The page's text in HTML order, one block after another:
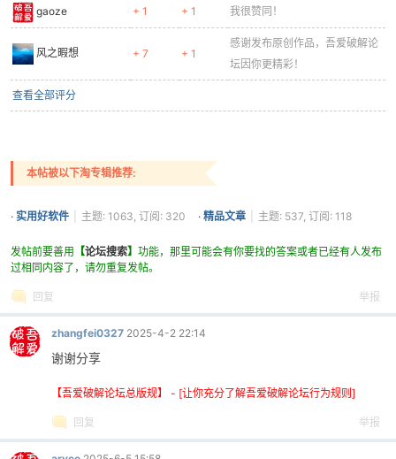
gaoze + 1 + 1 我很赞同！
风之暇想 + 7 + 1
感谢发布原创作品，吾爱破解论
坛因你更精彩！
查看全部评分
本帖被以下淘专辑推荐:
· 实用好软件 主题: 1063, 订阅: 320 · 精品文章 主题: 537, 订阅: 118
发帖前要善用 【论坛搜索】 功能，那里可能会有你要找的答案或者已经有人发布
过相同内容了，请勿重复发帖。
回复 举报
zhangfei0327 2025-4-2 22:14
谢谢分享
【吾爱破解论坛总版规】 - [让你充分了解吾爱破解论坛行为规则]
回复 举报